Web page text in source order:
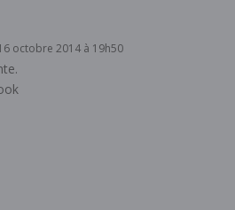
octobre 2014 à 19h50